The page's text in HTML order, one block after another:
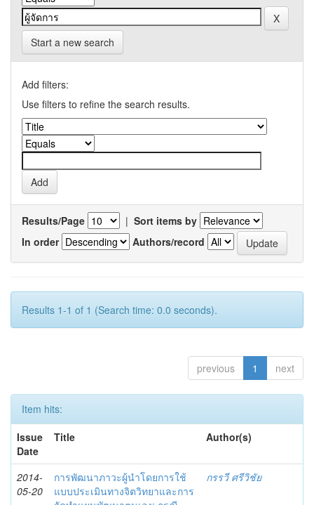
Start a new search
Add filters:
Use filters to refine the search results.
Results/Page | Sort items by
In order
Authors/record
Results 1-1 of 1 (Search time: 0.0 seconds).
previous 1 next
Item hits:
Issue
Date
Title Author(s)
2014-
05-20
การพัฒนาภาวะผู้นำโดยการใช้
แบบประเมินทางจิตวิทยาและการ
กรรวี ศรีวิชัย